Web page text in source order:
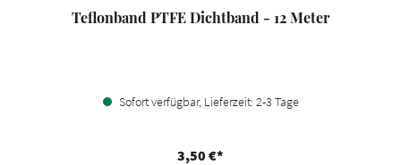
Teflonband PTFE Dichtband - 12 Meter
Sofort verfügbar, Lieferzeit: 2-3 Tage
3,50 €*